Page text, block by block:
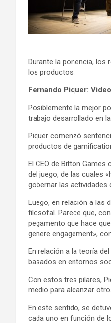
Durante la ponencia, los
los productos.
Fernando Piquer:
Posiblemente la mejor
trabajo desarrollado en
Piquer comenzó
productos de
El CEO de Bitton
del juego, de las cuales
gobernar las actividades
Luego, en relación a las
filosofal. Parece que,
pegamento que hace
genere engagement»,
En relación a la teoría
basados en entornos
Con estos tres pilares,
medio para alcanzar
En este sentido, se
cada uno en función de